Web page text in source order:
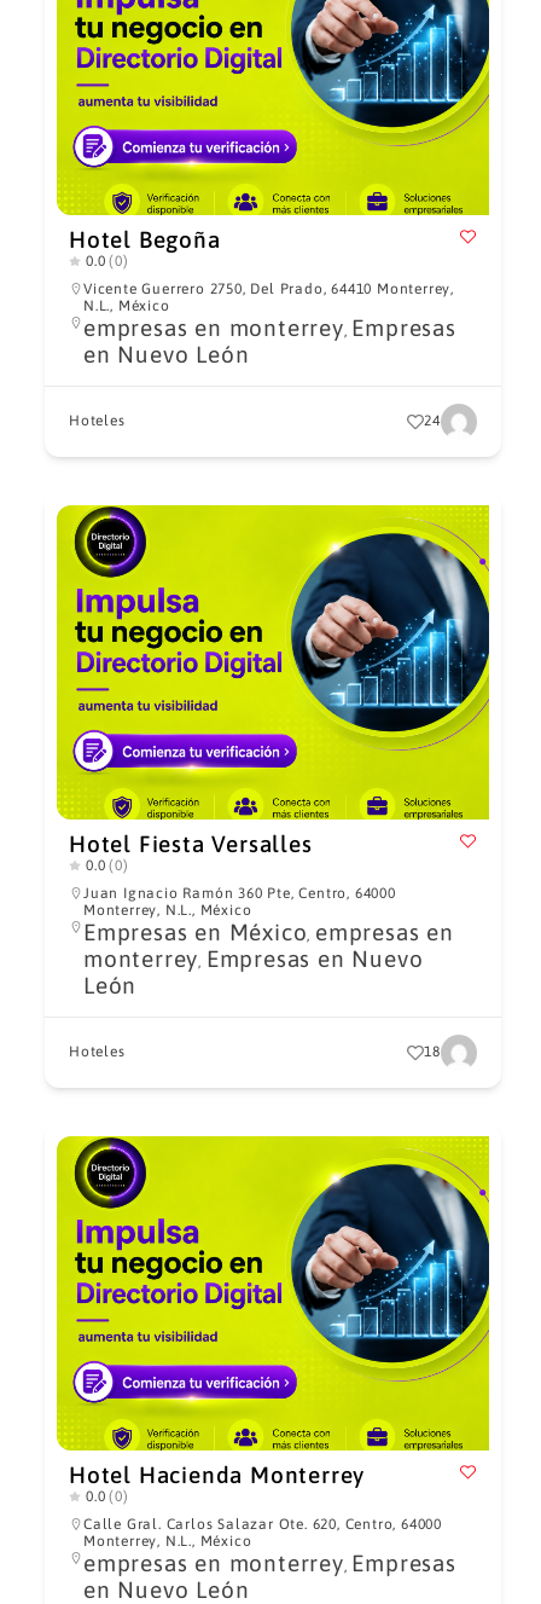
Hotel Begoña
0.0 (0)
Vicente Guerrero 2750, Del Prado, 64410 Monterrey,
N.L., México
empresas en monterrey, Empresas
en Nuevo León
Hoteles 24
Hotel Fiesta Versalles
0.0 (0)
Juan Ignacio Ramón 360 Pte, Centro, 64000
Monterrey, N.L., México
Empresas en México, empresas en
monterrey, Empresas en Nuevo
León
Hoteles 18
Hotel Hacienda Monterrey
0.0 (0)
Calle Gral. Carlos Salazar Ote. 620, Centro, 64000
Monterrey, N.L., México
empresas en monterrey, Empresas
en Nuevo León